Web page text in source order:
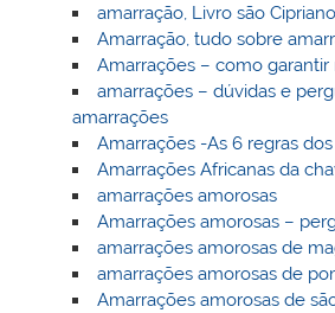
amarração, Livro são Cipriano
Amarração, tudo sobre
Amarrações – como garantir
amarrações – dúvidas e
amarrações
Amarrações -As 6 regras
Amarrações Africanas da
amarrações amorosas
Amarrações amorosas –
amarrações amorosas de
amarrações amorosas de
Amarrações amorosas de